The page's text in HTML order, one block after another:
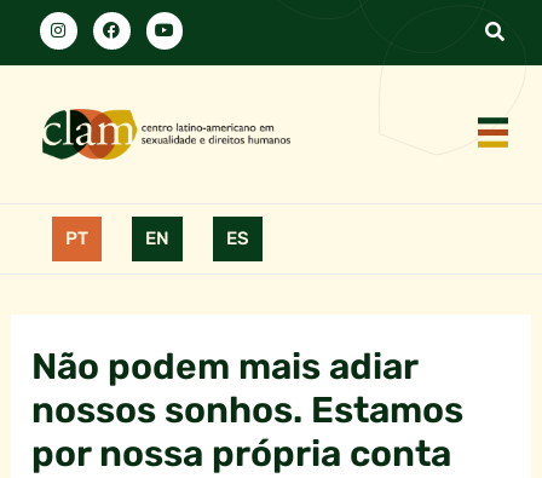
PT EN ES
Não podem mais adiar
nossos sonhos. Estamos
por nossa própria conta